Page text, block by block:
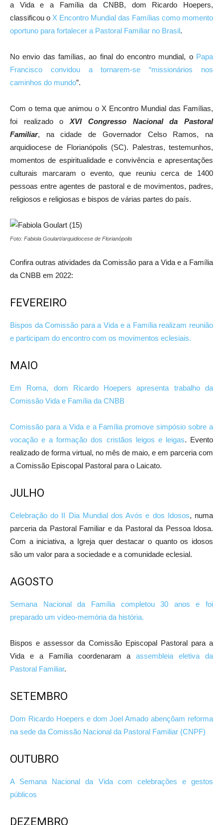
a Vida e a Família da CNBB, dom Ricardo Hoepers,
classificou o X Encontro Mundial das Famílias como momento
oportuno para fortalecer a Pastoral Familiar no Brasil.
No envio das famílias, ao final do encontro mundial, o Papa
Francisco convidou a tornarem-se “missionários nos
caminhos do mundo”.
Com o tema que animou o X Encontro Mundial das Famílias,
foi realizado oXVI Congresso Nacional da Pastoral
Familiar, na cidade de Governador Celso Ramos, na
arquidiocese de Florianópolis (SC). Palestras, testemunhos,
momentos de espiritualidade e convivência e apresentações
culturais marcaram o evento, que reuniu cerca de 1400
pessoas entre agentes de pastoral e de movimentos, padres,
religiosos e religiosas e bispos de várias partes do país.
Foto: Fabiola Goulart/arquidiocese de Florianópolis
Confira outras atividades da Comissão para a Vida e a Família
da CNBB em 2022:
FEVEREIRO
Bispos da Comissão para a Vida e a Família realizam reunião
e participam do encontro com os movimentos eclesiais.
MAIO
Em Roma, dom Ricardo Hoepers apresenta trabalho da
Comissão Vida e Família da CNBB
Comissão para a Vida e a Família promove simpósio sobre a
vocação e a formação dos cristãos leigos e leigas. Evento
realizado de forma virtual, no mês de maio, e em parceria com
a Comissão Episcopal Pastoral para o Laicato.
JULHO
Celebração do II Dia Mundial dos Avós e dos Idosos, numa
parceria da Pastoral Familiar e da Pastoral da Pessoa Idosa.
Com a iniciativa, a Igreja quer destacar o quanto os idosos
são um valor para a sociedade e a comunidade eclesial.
AGOSTO
Semana Nacional da Família completou 30 anos e foi
preparado um vídeo-memória da história.
Bispos e assessor da Comissão Episcopal Pastoral para a
Vida e a Família coordenaram aassembleia eletiva da
Pastoral Familiar.
SETEMBRO
Dom Ricardo Hoepers e dom Joel Amado abençõam reforma
na sede da Comissão Nacional da Pastoral Familiar (CNPF)
OUTUBRO
A Semana Nacional da Vida com celebrações e gestos
públicos
DEZEMBRO